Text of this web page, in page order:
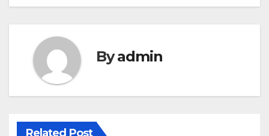
Byadmin
Related Post